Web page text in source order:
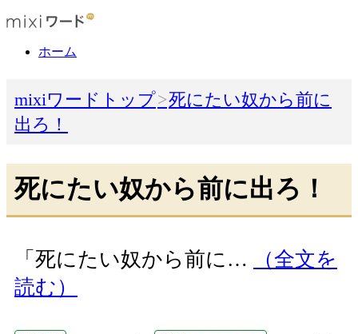
ホーム
mixiワードトップ
死にたい奴から前に
出ろ！
死にたい奴から前に出ろ！
「死にたい奴から前に…
（全文を
読む）